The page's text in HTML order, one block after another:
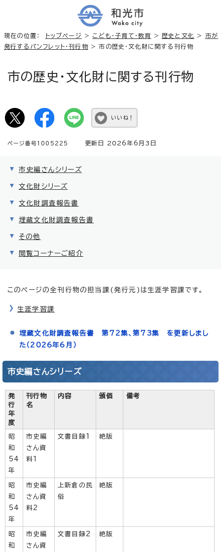
現在の位置： トップページ > こども・子育て・教育 > 歴史と文化 > 市が
発行するパンフレット・刊行物 > 市の歴史・文化財に関する刊行物
市の歴史・文化財に関する刊行物
いいね！
ページ番号1005225 更新日 2026年6月3日
市史編さんシリーズ
文化財シリーズ
文化財調査報告書
埋蔵文化財調査報告書
その他
閲覧コーナーご紹介
このページの全刊行物の担当課(発行元)は生涯学習課です。
生涯学習課
埋蔵文化財調査報告書 第72集、第73集 を更新しまし
た（2026年6月）
市史編さんシリーズ
発
行
年
度
刊行物
名
内容 頒価 備考
昭
和
54
年
市史編
さん資
料1
文書目録1 絶版
昭
和
54
年
市史編
さん資
料2
上新倉の民
俗
絶版
昭
和
市史編
さん資
文書目録2 絶版